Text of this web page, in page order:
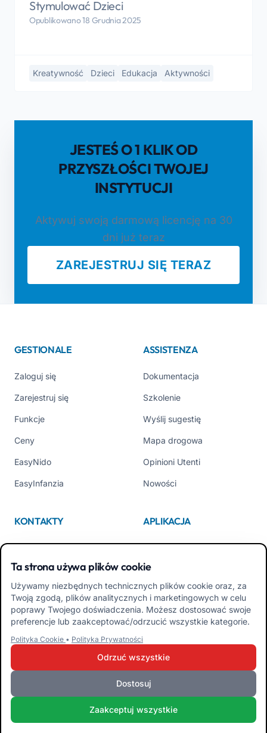
Stymulować Dzieci
Opublikowano 18 Grudnia 2025
Kreatywność Dzieci Edukacja Aktywności
JESTEŚ O 1 KLIK OD
PRZYSZŁOŚCI TWOJEJ
INSTYTUCJI
Aktywuj swoją darmową licencję na 30
dni już teraz
ZAREJESTRUJ SIĘ TERAZ
GESTIONALE
Zaloguj się
Zarejestruj się
Funkcje
Ceny
EasyNido
EasyInfanzia
ASSISTENZA
Dokumentacja
Szkolenie
Wyślij sugestię
Mapa drogowa
Opinioni Utenti
Nowości
KONTAKTY
Kim jesteśmy
Contattaci
Tel +39 02 84152514
APLIKACJA
App Store
Google Play
Pobierz APK Aplikacja dla
Rodzin
Pobierz APK Aplikacja dla
10954111000 - CS € 10.000 - RM-1267140 - iroma@pec.it
Warunki i zasadyPolityka PrywatnościPolityka plików cookieAdmin
Ta strona używa plików cookie
Używamy niezbędnych technicznych plików cookie oraz, za
Twoją zgodą, plików analitycznych i marketingowych w celu
poprawy Twojego doświadczenia. Możesz dostosować swoje
preferencje lub zaakceptować/odrzucić wszystkie kategorie.
Polityka Cookie • Polityka Prywatności
Odrzuć wszystkie
Dostosuj
Zaakceptuj wszystkie